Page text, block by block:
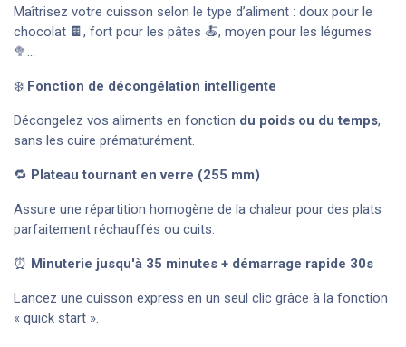
Maîtrisez votre cuisson selon le type d’aliment : doux pour le
chocolat 🍫, fort pour les pâtes 🍝, moyen pour les légumes
🥦…
❄️ Fonction de décongélation intelligente
Décongelez vos aliments en fonction du poids ou du temps,
sans les cuire prématurément.
🔁 Plateau tournant en verre (255 mm)
Assure une répartition homogène de la chaleur pour des plats
parfaitement réchauffés ou cuits.
⏰ Minuterie jusqu'à 35 minutes + démarrage rapide 30s
Lancez une cuisson express en un seul clic grâce à la fonction
« quick start ».